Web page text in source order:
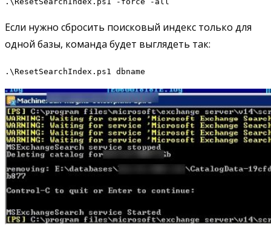
Если нужно сбросить поисковый индекс только для
одной базы, команда будет выглядеть так:
.\ResetSearchIndex.ps1 dbname